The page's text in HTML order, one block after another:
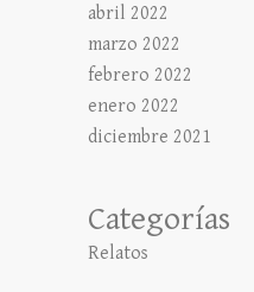
abril 2022
marzo 2022
febrero 2022
enero 2022
diciembre 2021
Categorías
Relatos